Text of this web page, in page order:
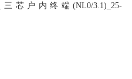
_三芯户内终端(NL0/3.1)_25-